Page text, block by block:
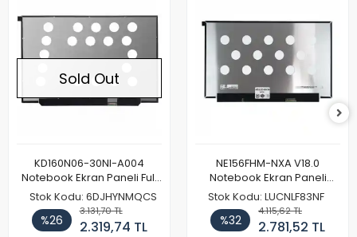
Sold Out
KD160N06-30NI-A004
Notebook Ekran Paneli Full
HD
Stok Kodu: 6DJHYNMQCS
%26
3.131,70 TL
2.319,74 TL
NE156FHM-NXA V18.0
Notebook Ekran Paneli
144Hz
Stok Kodu: LUCNLF83NF
%32
4.115,62 TL
2.781,52 TL